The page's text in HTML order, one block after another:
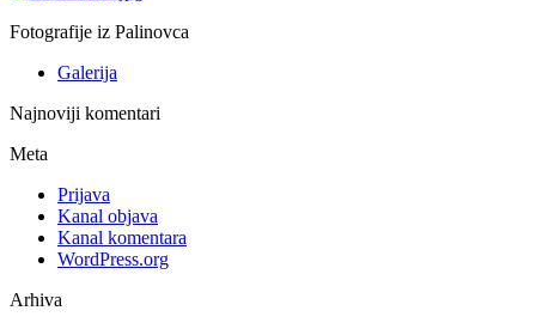
Fotografije iz Palinovca
Galerija
Najnoviji komentari
Meta
Prijava
Kanal objava
Kanal komentara
WordPress.org
Arhiva